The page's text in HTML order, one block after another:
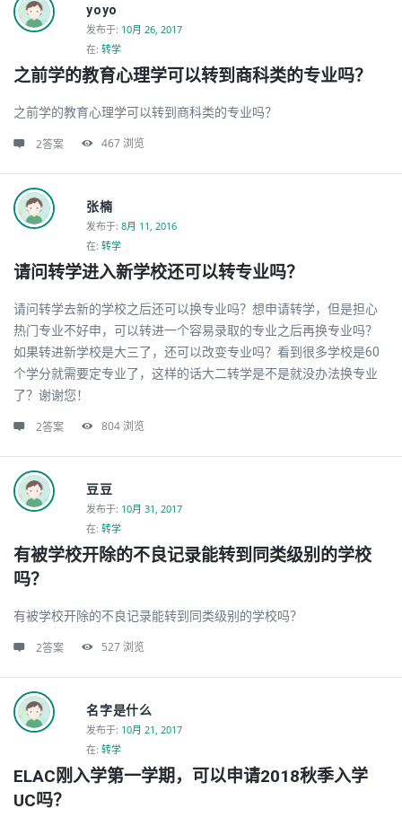
yoyo
发布于: 10月 26, 2017
在: 转学
之前学的教育心理学可以转到商科类的专业吗？
之前学的教育心理学可以转到商科类的专业吗？
2答案 467浏览
张楠
发布于: 8月 11, 2016
在: 转学
请问转学进入新学校还可以转专业吗？
请问转学去新的学校之后还可以换专业吗？想申请转学，但是担心
热门专业不好申，可以转进一个容易录取的专业之后再换专业吗？
如果转进新学校是大三了，还可以改变专业吗？看到很多学校是60
个学分就需要定专业了，这样的话大二转学是不是就没办法换专业
了？谢谢您！
2答案 804浏览
豆豆
发布于: 10月 31, 2017
在: 转学
有被学校开除的不良记录能转到同类级别的学校
吗？
有被学校开除的不良记录能转到同类级别的学校吗？
2答案 527浏览
名字是什么
发布于: 10月 21, 2017
在: 转学
ELAC刚入学第一学期，可以申请2018秋季入学
UC吗？